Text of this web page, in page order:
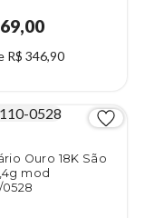
R$ 346,90
Ouro 18K São
mod
0528